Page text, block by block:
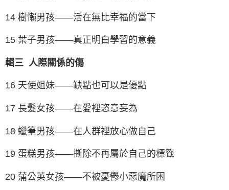
14 樹懶男孩——活在無比幸福的當下
15 葉子男孩——真正明白學習的意義
輯三 人際關係的傷
16 天使姐妹——缺點也可以是優點
17 長髮女孩——在愛裡恣意妄為
18 蠟筆男孩——在人群裡放心做自己
19 蛋糕男孩——撕除不再屬於自己的標籤
20 蒲公英女孩——不被憂鬱小惡魔所困